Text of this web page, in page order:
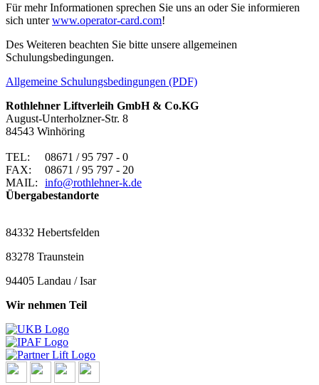
Für mehr Informationen sprechen Sie uns an oder Sie informieren
sich unterwww.operator-card.com!
Des Weiteren beachten Sie bitte unsere allgemeinen
Schulungsbedingungen.
Allgemeine Schulungsbedingungen (PDF)
Rothlehner Liftverleih GmbH & Co.KG
August-Unterholzner-Str. 8
84543 Winhöring
TEL:
08671 / 95 797 - 0
FAX:
08671 / 95 797 - 20
MAIL:
info@rothlehner-k.de
Übergabestandorte
84332 Hebertsfelden
83278 Traunstein
94405 Landau / Isar
Wir nehmen Teil